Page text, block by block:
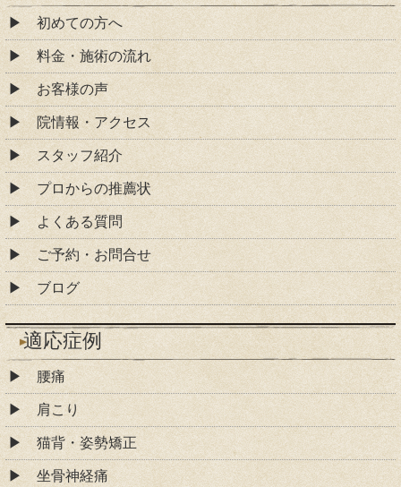
初めての方へ
料金・施術の流れ
お客様の声
院情報・アクセス
スタッフ紹介
プロからの推薦状
よくある質問
ご予約・お問合せ
ブログ
適応症例
腰痛
肩こり
猫背・姿勢矯正
坐骨神経痛